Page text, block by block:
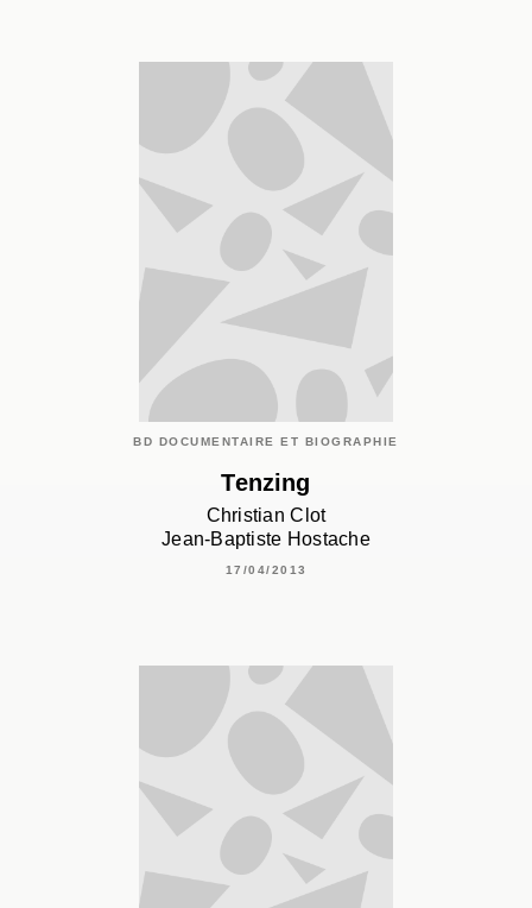
BD DOCUMENTAIRE ET BIOGRAPHIE
Tenzing
Christian Clot
Jean-Baptiste Hostache
17/04/2013